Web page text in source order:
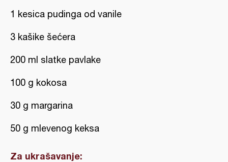
1 kesica pudinga od vanile
3 kašike šećera
200 ml slatke pavlake
100 g kokosa
30 g margarina
50 g mlevenog keksa
Za ukrašavanje: